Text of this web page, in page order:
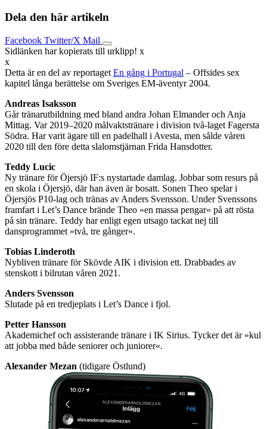
Dela den här artikeln
Facebook Twitter/X Mail
Sidlänken har kopierats till urklipp! x
x
Detta är en del av reportaget En gång i Portugal – Offsides sex
kapitel långa berättelse om Sveriges EM-äventyr 2004.
Andreas Isaksson
Går tränarutbildning med bland andra Johan Elmander och Anja
Mittag. Var 2019–2020 målvaktstränare i division två-laget Fagersta
Södra. Har varit ägare till en padelhall i Avesta, men sålde våren
2020 till den före detta slalomstjärnan Frida Hansdotter.
Teddy Lucic
Ny tränare för Öjersjö IF:s nystartade damlag. Jobbar som resurs på
en skola i Öjersjö, där han även är bosatt. Sonen Theo spelar i
Öjersjös P10-lag och tränas av Anders Svensson. Under Svenssons
framfart i Let’s Dance brände Theo »en massa pengar« på att rösta
på sin tränare. Teddy har enligt egen utsago tackat nej till
dansprogrammet »två, tre gånger«.
Tobias Linderoth
Nybliven tränare för Skövde AIK i division ett. Drabbades av
stenskott i bilrutan våren 2021.
Anders Svensson
Slutade på en tredjeplats i Let’s Dance i fjol.
Petter Hansson
Akademichef och assisterande tränare i IK Sirius. Tycker det är »kul
att jobba med både seniorer och juniorer«.
Alexander Mezan (tidigare Östlund)